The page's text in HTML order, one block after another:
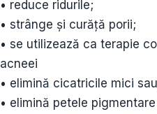
• reduce ridurile;
• strânge și curăță porii;
• se utilizează ca terapie
acneei
• elimină cicatricile mici
• elimină petele